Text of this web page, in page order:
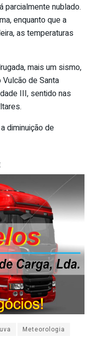
parcialmente nublado.
enquanto que a
as temperaturas
mais um sismo,
de Santa
III, sentido nas
diminuição de
Meteorologia